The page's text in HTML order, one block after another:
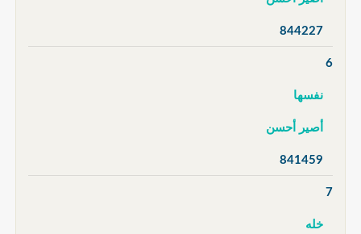
844227
6
نفسها
أصير أحسن
841459
7
خله